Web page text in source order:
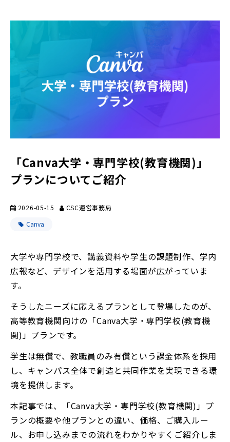
「Canva大学・専門学校(教育機関)」
プランについてご紹介
2026-05-15
CSC運営事務局
Canva
大学や専門学校で、講義資料や学生の課題制作、学内
広報など、デザインを活用する場面が広がっていま
す。
そうしたニーズに応えるプランとして登場したのが、
高等教育機関向けの「Canva大学・専門学校(教育機
関)」プランです。
学生は無償で、教職員のみ有償という課金体系を採用
し、キャンパス全体で創造と共同作業を実現できる環
境を提供します。
本記事では、「Canva大学・専門学校(教育機関)」プ
ランの概要や他プランとの違い、価格、ご購入ルー
ル、お申し込みまでの流れをわかりやすくご紹介しま